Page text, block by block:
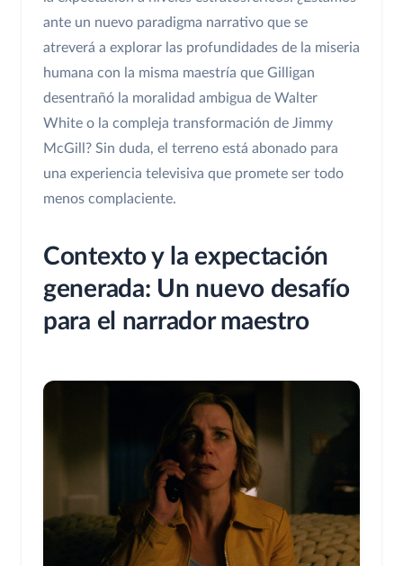
ante un nuevo paradigma narrativo que se
atreverá a explorar las profundidades de la miseria
humana con la misma maestría que Gilligan
desentrañó la moralidad ambigua de Walter
White o la compleja transformación de Jimmy
McGill? Sin duda, el terreno está abonado para
una experiencia televisiva que promete ser todo
menos complaciente.
Contexto y la expectación
generada: Un nuevo desafío
para el narrador maestro